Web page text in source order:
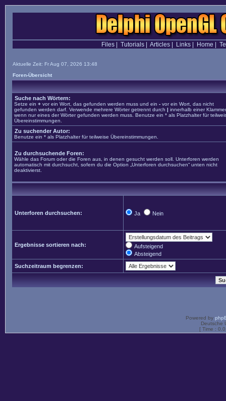
Files| Tutorials| Articles| Links| Home
Aktuelle Zeit: Fr Aug 07, 2026 13:48
Foren-Übersicht
Suche nach Wörtern:
Setze ein + vor ein Wort, das gefunden werden muss und ein - vor ein Wort, das nicht
gefunden werden darf. Verwende mehrere Wörter getrennt durch | innerhalb einer
wenn nur eines der Wörter gefunden werden muss. Benutze ein * als Platzhalter für
Übereinstimmungen.
Zu suchender Autor:
Benutze ein * als Platzhalter für teilweise Übereinstimmungen.
Zu durchsuchende Foren:
Wähle das Forum oder die Foren aus, in denen gesucht werden soll. Unterforen werden
automatisch mit durchsucht, sofern du die Option „Unterforen durchsuchen“ unten nicht
deaktivierst.
Unterforen durchsuchen: Ja Nein
Ergebnisse sortieren nach:
Aufsteigend
Absteigend
Suchzeitraum begrenzen:
Powered by
Deutsche
[ Time :